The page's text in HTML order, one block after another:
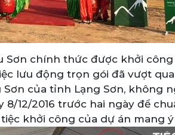
Sơn chính thức được khởi
lưu động trọn gói đã vượt
của tỉnh Lạng Sơn, không
12/2016 trước hai ngày để
khởi công của dự án mang